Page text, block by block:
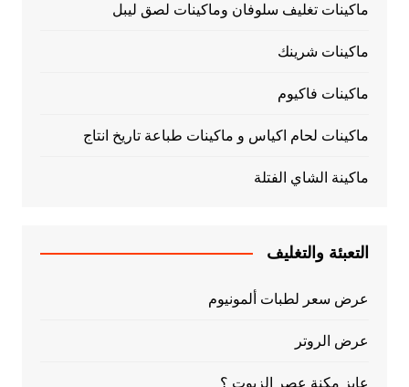
ماكينات تغليف سلوفان وماكينات لصق ليبل
ماكينات شرينك
ماكينات فاكيوم
ماكينات لحام اكياس و ماكينات طباعة تاريخ انتاج
ماكينة الشاي الفتلة
التعبئة والتغليف
عرض سعر لطبات ألمونيوم
عرض الروتر
عايز مكنة عصر الزيوت ؟